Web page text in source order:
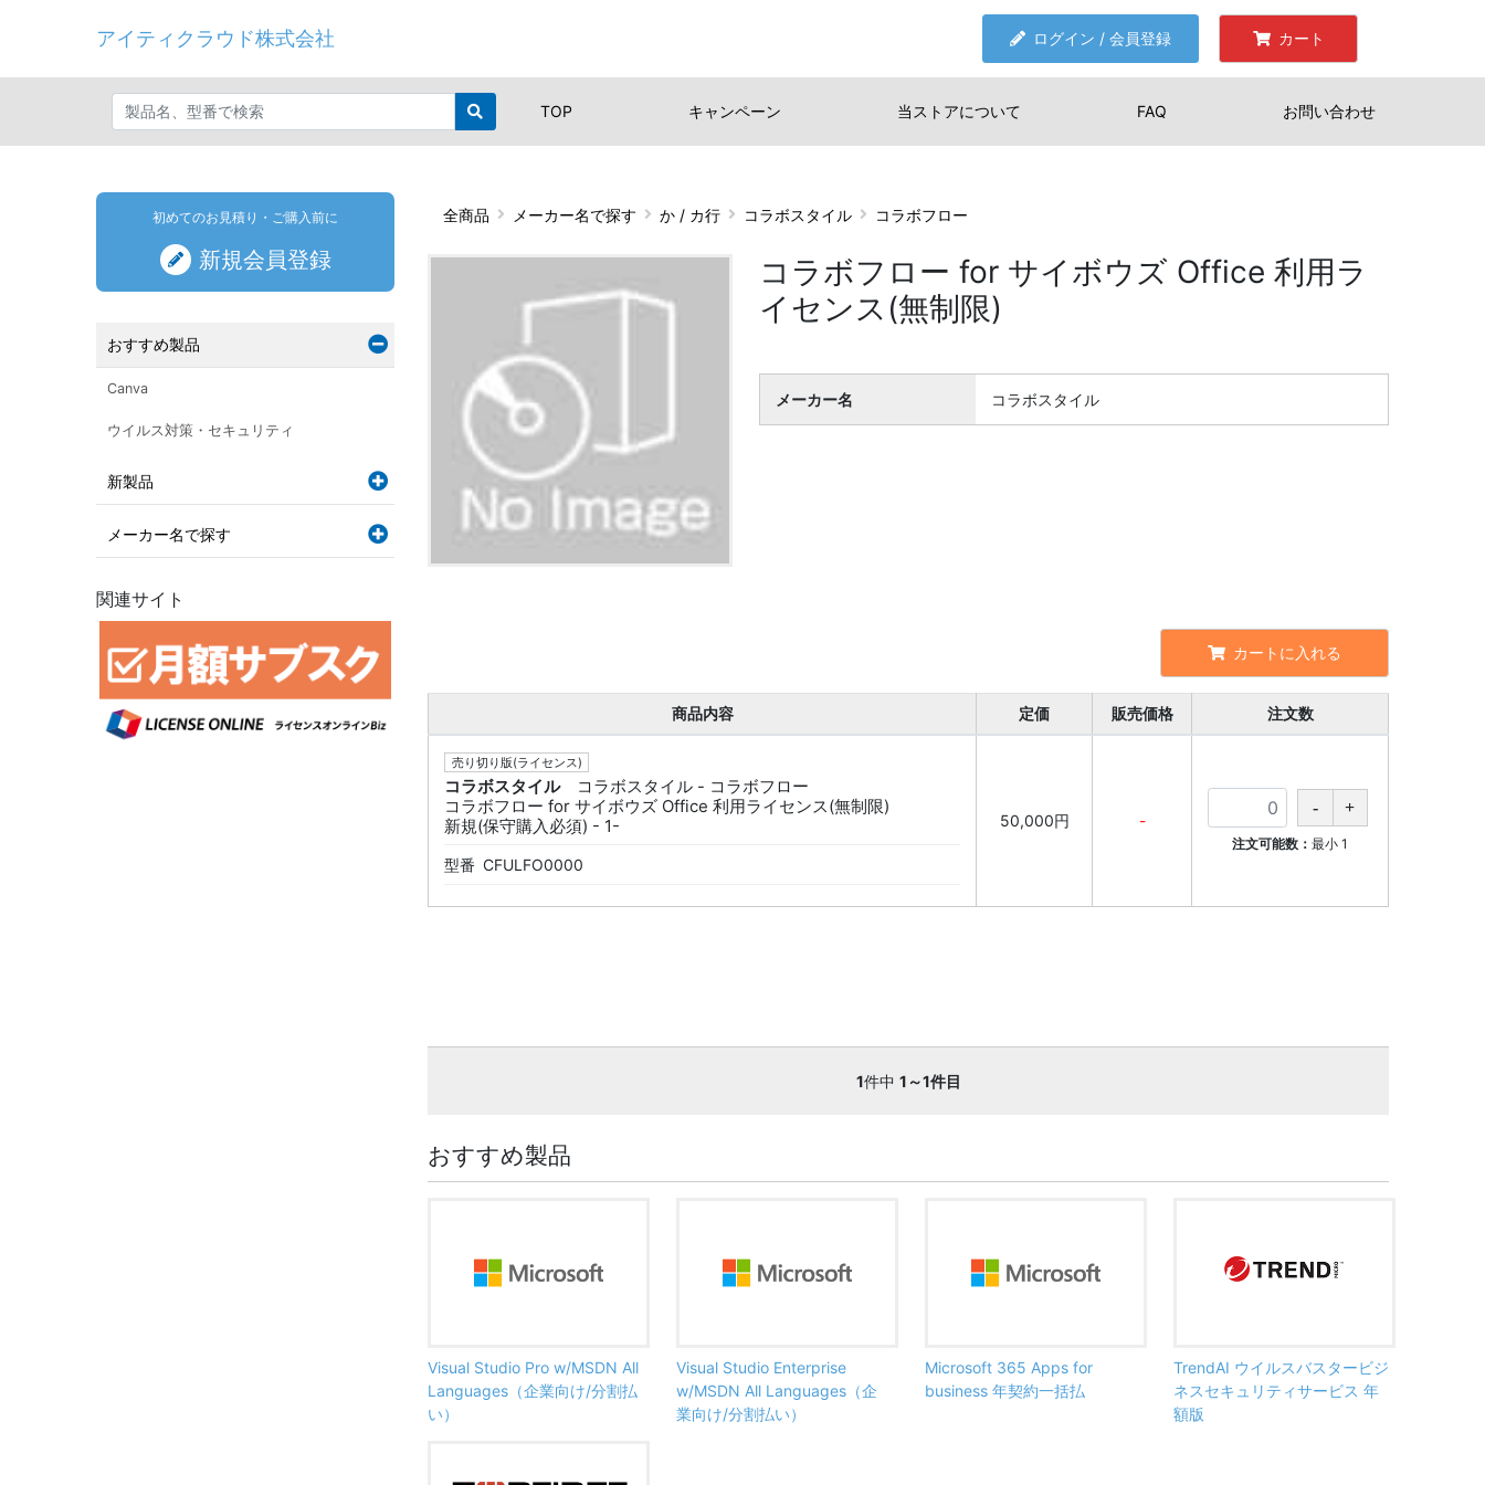
アイティクラウド株式会社 ログイン / 会員登録 カート
TOP キャンペーン 当ストアについて FAQ お問い合わせ
全商品 メーカー名で探す か / カ行 コラボスタイル コラボフロー
コラボフロー for サイボウズ Office 利用ラ
イセンス(無制限)
メーカー名 コラボスタイル
カートに入れる
商品内容 定価 販売価格 注文数
売り切り版(ライセンス)
コラボスタイル
コラボスタイル - コラボフロー
コラボフロー for サイボウズ Office 利用ライセンス(無制限)
新規(保守購入必須) - 1-
型番 CFULFO0000
50,000円 -
注文可能数： 最小 1
1件中 1～1件目
おすすめ製品
Visual Studio Pro w/MSDN All
Languages（企業向け/分割払
い）
Visual Studio Enterprise
w/MSDN All Languages（企
業向け/分割払い）
Microsoft 365 Apps for
business 年契約一括払
TrendAI ウイルスバスタービジ
ネスセキュリティサービス 年
額版
初めてのお見積り・ご購入前に
新規会員登録
おすすめ製品
Canva
ウイルス対策・セキュリティ
新製品
メーカー名で探す
関連サイト